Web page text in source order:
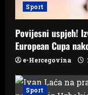
n
Sport
Povijesni uspjeh!
European Cupa
e-Hercegovina
Sport